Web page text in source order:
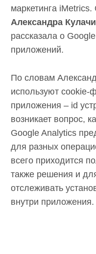
маркетинга
Александра
рассказала о
приложений.
По словам
используют
приложения – id
возникает вопрос,
Google Analytics
для разных
всего приходится
также решения и
отслеживать
внутри приложения.